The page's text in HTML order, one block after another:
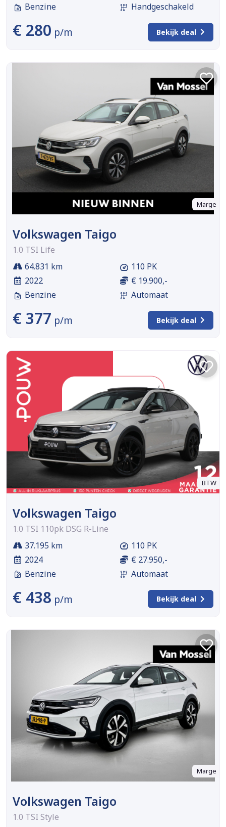
Benzine Handgeschakeld
€ 280 p/m Bekijk deal
Marge
Volkswagen Taigo
1.0 TSI Life
64.831 km
2022
Benzine
110 PK
€ 19.900,-
Automaat
€ 377 p/m Bekijk deal
BTW
Volkswagen Taigo
1.0 TSI 110pk DSG R-Line
37.195 km
2024
Benzine
110 PK
€ 27.950,-
Automaat
€ 438 p/m Bekijk deal
Marge
Volkswagen Taigo
1.0 TSI Style